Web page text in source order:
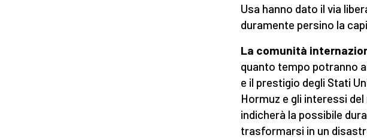
Usa hanno dato il via
duramente persino la
La comunità
quanto tempo potranno
e il prestigio degli Stati
Hormuz e gli interessi
indicherà la possibile
trasformarsi in un